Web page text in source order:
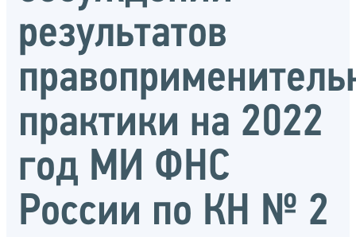
результатов
практики на 2022
год МИ ФНС
России по КН № 2